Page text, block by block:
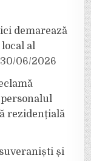
demarează
al
30/06/2026
rezidențială
și